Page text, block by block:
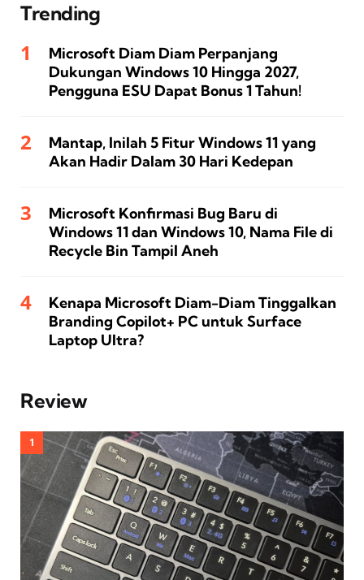
Trending
Microsoft Diam Diam Perpanjang
Dukungan Windows 10 Hingga 2027,
Pengguna ESU Dapat Bonus 1 Tahun!
Mantap, Inilah 5 Fitur Windows 11 yang
Akan Hadir Dalam 30 Hari Kedepan
Microsoft Konfirmasi Bug Baru di
Windows 11 dan Windows 10, Nama File di
Recycle Bin Tampil Aneh
Kenapa Microsoft Diam-Diam Tinggalkan
Branding Copilot+ PC untuk Surface
Laptop Ultra?
Review